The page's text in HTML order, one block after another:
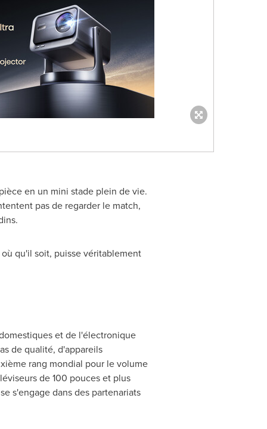
en un mini stade plein de vie.
pas de regarder le match,
qu'il soit, puisse véritablement
et de l'électronique
de qualité, d'appareils
rang mondial pour le volume
de 100 pouces et plus
s'engage dans des partenariats